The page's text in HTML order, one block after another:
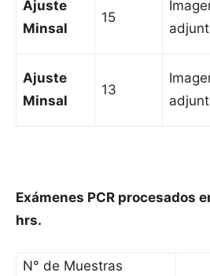
Ajuste
Minsal
15
Ajuste
Minsal
13
Exámenes PCR procesados
hrs.
N° de Muestras